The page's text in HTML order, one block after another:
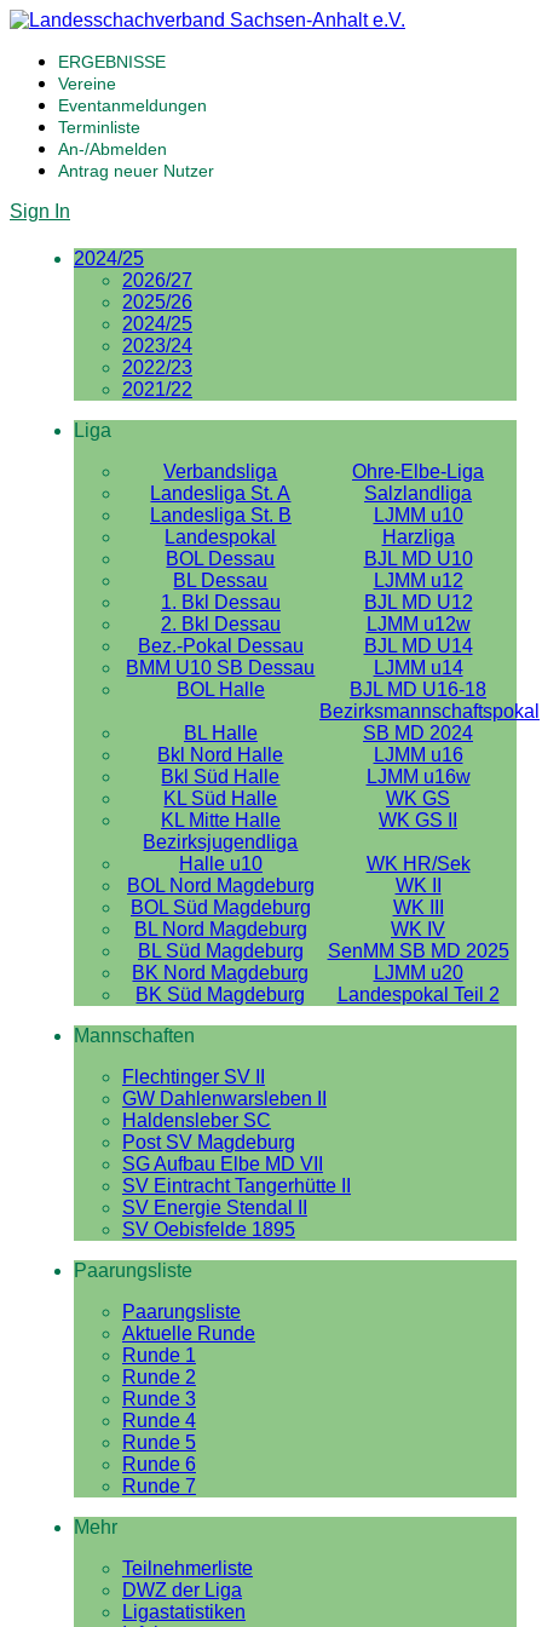
ERGEBNISSE
Vereine
Eventanmeldungen
Terminliste
An-/Abmelden
Antrag neuer Nutzer
Sign In
2024/25
2026/27
2025/26
2024/25
2023/24
2022/23
2021/22
Liga
Verbandsliga
Ohre-Elbe-Liga
Landesliga St. A
Salzlandliga
Landesliga St. B
LJMM u10
Landespokal
Harzliga
BOL Dessau
BJL MD U10
BL Dessau
LJMM u12
1. Bkl Dessau
BJL MD U12
2. Bkl Dessau
LJMM u12w
Bez.-Pokal Dessau
BJL MD U14
BMM U10 SB Dessau
LJMM u14
BOL Halle
BJL MD U16-18
BL Halle
Bezirksmannschaftspokal
SB MD 2024
Bkl Nord Halle
LJMM u16
Bkl Süd Halle
LJMM u16w
KL Süd Halle
WK GS
KL Mitte Halle
WK GS II
Bezirksjugendliga
Halle u10
WK HR/Sek
BOL Nord Magdeburg
WK II
BOL Süd Magdeburg
WK III
BL Nord Magdeburg
WK IV
BL Süd Magdeburg
SenMM SB MD 2025
BK Nord Magdeburg
LJMM u20
BK Süd Magdeburg
Landespokal Teil 2
Mannschaften
Flechtinger SV II
GW Dahlenwarsleben II
Haldensleber SC
Post SV Magdeburg
SG Aufbau Elbe MD VII
SV Eintracht Tangerhütte II
SV Energie Stendal II
SV Oebisfelde 1895
Paarungsliste
Paarungsliste
Aktuelle Runde
Runde 1
Runde 2
Runde 3
Runde 4
Runde 5
Runde 6
Runde 7
Mehr
Teilnehmerliste
DWZ der Liga
Ligastatistiken